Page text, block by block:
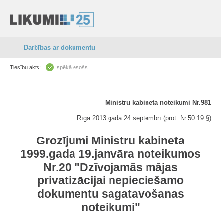
Darbības ar dokumentu
Tiesību akts: spēkā esošs
Ministru kabineta noteikumi Nr.981
Rīgā 2013.gada 24.septembrī (prot. Nr.50 19.§)
Grozījumi Ministru kabineta
1999.gada 19.janvāra noteikumos
Nr.20 "Dzīvojamās mājas
privatizācijai nepieciešamo
dokumentu sagatavošanas
noteikumi"